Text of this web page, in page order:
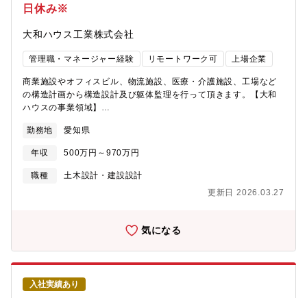
日休み※
大和ハウス工業株式会社
管理職・マネージャー経験 リモートワーク可 上場企業
商業施設やオフィスビル、物流施設、医療・介護施設、工場など
の構造計画から構造設計及び躯体監理を行って頂きます。【大和
ハウスの事業領域】
担当：全国250名 名古屋26名【働き方】残業30～40時間程度
※リモート勤務可（フル在宅はNG）【大和ハウスの採用ページ】
～大和ハウスについてや働く環境などの記載があります～
https://www.daiwahouse.co.jp/recruit/index.html?
https://job.axol.jp/vb/c/daiwahouse/public/top～新卒ページ～
https://www.daiwahouse.co.jp/recruit/person/index.html【大和
ハウスのパーパス】生きる歓びを、未来の景色に。
https://www.daiwahouse.co.jp/sustainable/yume.html
勤務地 愛知県
年収 500万円～970万円
職種
土木設計・建設設計
更新日 2026.03.27
気になる
入社実績あり